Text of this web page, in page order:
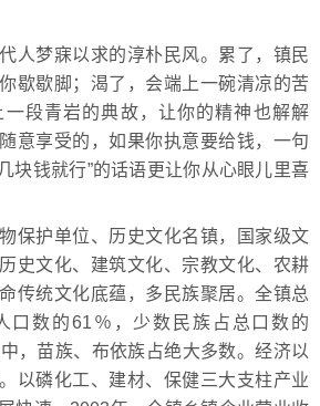
梦寐以求的淳朴民风。累了，镇民
歇歇脚；渴了，会端上一碗清凉的苦
段青岩的典故，让你的精神也解解
意享受的，如果你执意要给钱，一句
块钱就行”的话语更让你从心眼儿里喜
护单位、历史文化名镇，国家级文
史文化、建筑文化、宗教文化、农耕
传统文化底蕴，多民族聚居。全镇总
口数的61％，少数民族占总口数的
，苗族、布依族占绝大多数。经济以
以磷化工、建材、保健三大支柱产业